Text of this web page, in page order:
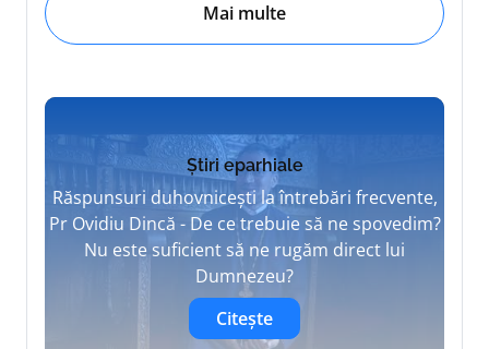
Mai multe
Știri eparhiale
Răspunsuri duhovnicești la întrebări frecvente,
Pr Ovidiu Dincă - De ce trebuie să ne spovedim?
Nu este suficient să ne rugăm direct lui
Dumnezeu?
Citește